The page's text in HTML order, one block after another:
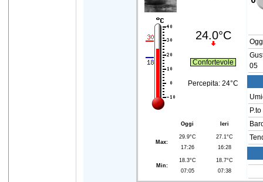
24.0°C
Confortevole
Percepita: 24°C
Oggi Ieri
Max:
29.9°C
17:26
27.1°C
16:28
Min:
18.3°C
07:05
18.7°C
07:38
05